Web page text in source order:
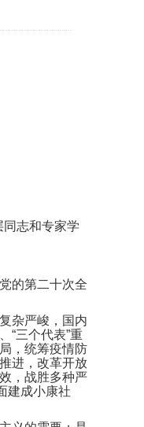
志和专家学
的第二十次全
杂严峻，国内
“三个代表”重
，统筹疫情防
进，改革开放
，战胜多种严
建成小康社